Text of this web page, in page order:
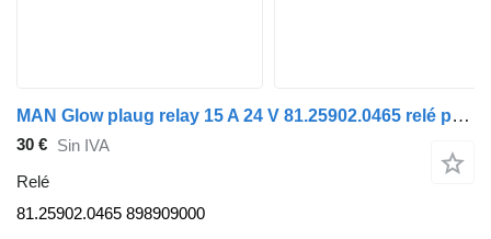
MAN Glow plaug relay 15 A 24 V 81.25902.0465 relé para MAN autobús
30 € Sin IVA
Relé
81.25902.0465 898909000